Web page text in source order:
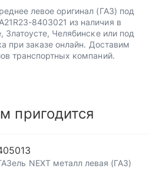
левое оригинал (ГАЗ) под
8403021 из наличия в
Челябинске или под
при заказе онлайн. Доставим
транспортных компаний.
пригодится
NEXT металл левая (ГАЗ)